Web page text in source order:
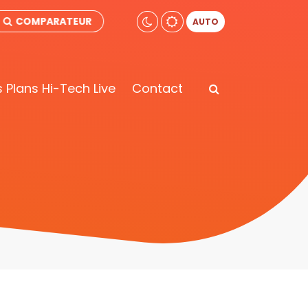
COMPARATEUR AUTO
Plans Hi-Tech Live Contact